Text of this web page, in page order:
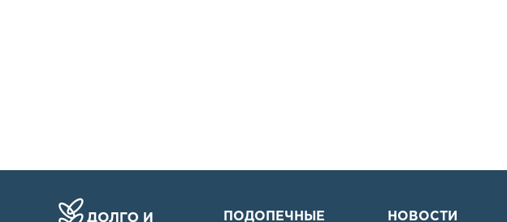
ПОДОПЕЧНЫЕ НОВОСТИ